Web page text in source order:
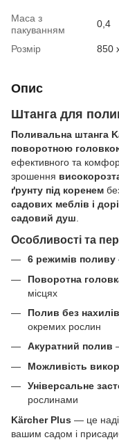
Маса з
пакуванням
0,4
Розмір 850
Опис
Штанга для
Поливальна штанга
поворотною
ефективного та
зрошення
ґрунту під коренем
садових меблів і
садовий душ.
Особливості та
6 режимів поливу
Поворотна
місцях
Полив без нахилів
окремих рослин
Акуратний полив
Можливість
Універсальне
рослинами
Kärcher Plus — це
вашим садом і